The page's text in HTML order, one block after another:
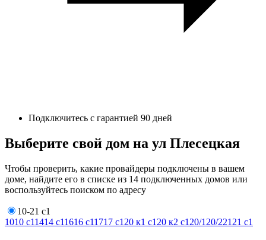
Подключитесь с гарантией 90 дней
Выберите свой дом на ул Плесецкая
Чтобы проверить, какие провайдеры подключены в вашем
доме, найдите его в списке из 14 подключенных домов или
воспользуйтесь поиском по адресу
10-21 с1
1010 с11414 с11616 с11717 с1 20 к1 с1 20 к2 с1 20/1 20/221 21 с1